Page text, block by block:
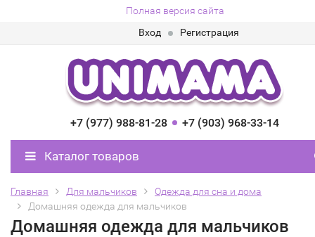
Полная версия сайта
Вход
Регистрация
+7 (977) 988-81-28 +7 (903) 968-33-14
Каталог товаров
Главная Для мальчиков
Одежда для сна и дома
Домашняя одежда для мальчиков
Домашняя одежда для мальчиков